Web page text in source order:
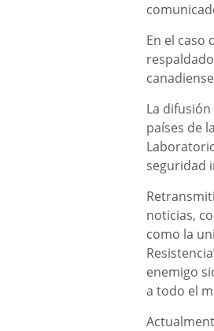
En el caso
La
países de
seguridad
noticias,
como la
enemigo
a todo el